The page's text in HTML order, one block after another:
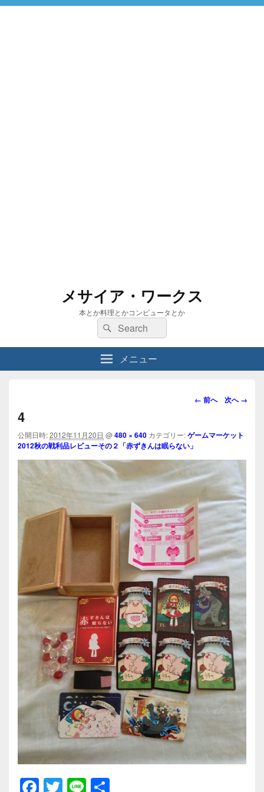
メサイア・ワークス
本とか料理とかコンピュータとか
検
索:
検
索
メニュー
画
ビ
ー
シ
ョ
ン
← 前へ 次へ →
4
公開日時:2012年11月20日 @480 × 640 カテゴリー:ゲームマーケット
2012秋の戦利品レビューその２「赤ずきんは眠らない」